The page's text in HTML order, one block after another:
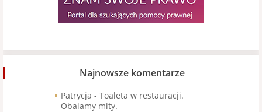
Najnowsze komentarze
Patrycja - Toaleta w restauracji.
Obalamy mity.